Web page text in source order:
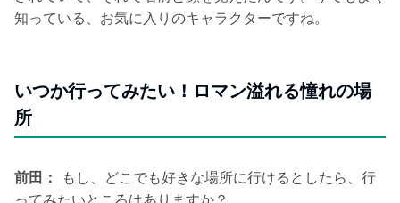
知っている、お気に入りのキャラクターですね。
いつか行ってみたい！ロマン溢れる憧れの場
所
前田：
もし、どこでも好きな場所に行けるとしたら、行